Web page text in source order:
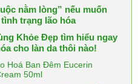
nằm lòng” nếu muốn
trạng lão hóa
Khỏe Đẹp tìm hiểu ngay
cho làn da thôi nào!
Hoá Ban Đêm Eucerin
50ml